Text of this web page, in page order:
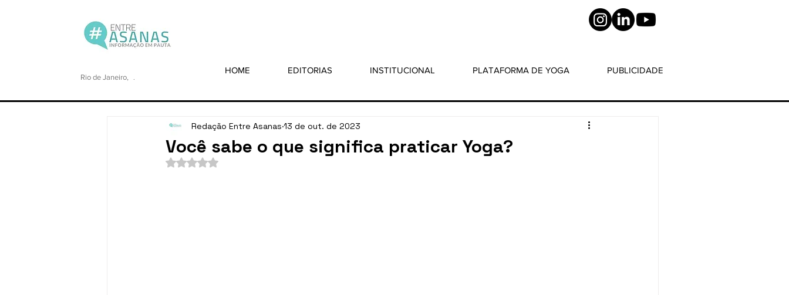
.
Rio de Janeiro,
HOME EDITORIAS INSTITUCIONAL PLATAFORMA DE YOGA PUBLICIDADE
Você sabe o que significa praticar Yoga?
Redação Entre Asanas 13 de out. de 2023
Avaliado com NaN de 5 estrelas.